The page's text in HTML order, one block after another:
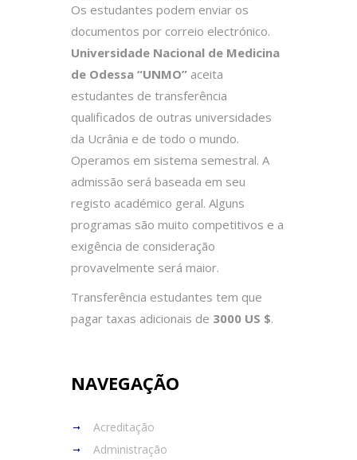
Os estudantes podem enviar os
documentos por correio electrónico.
Universidade Nacional de Medicina
de Odessa “UNMO” aceita
estudantes de transferência
qualificados de outras universidades
da Ucrânia e de todo o mundo.
Operamos em sistema semestral. A
admissão será baseada em seu
registo académico geral. Alguns
programas são muito competitivos e a
exigência de consideração
provavelmente será maior.
Transferência estudantes tem que
pagar taxas adicionais de 3000 US $.
NAVEGAÇÃO
Acreditação
Administração